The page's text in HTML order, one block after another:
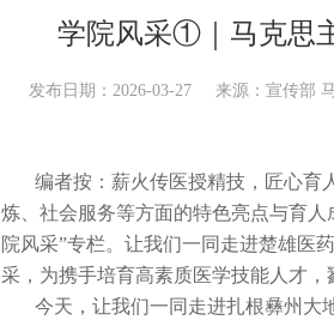
学院风采①｜马克思
发布日期：2026-03-27 来源：宣传部
编者按：薪火传医授精技，匠心育
炼、社会服务等方面的特色亮点与育
院风采”专栏。让我们一同走进楚雄医
采，为携手培育高素质医学技能人才，
今天，让我们一同走进扎根彝州